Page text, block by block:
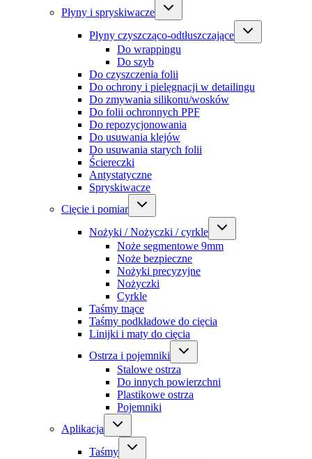
Płyny i spryskiwacze
Płyny czyszcząco-odtłuszczające
Do wrappingu
Do szyb
Do czyszczenia folii
Do ochrony i pielęgnacji w detailingu
Do zmywania silikonu/wosków
Do folii ochronnych PPF
Do repozycjonowania
Do usuwania klejów
Do usuwania starych folii
Ściereczki
Antystatyczne
Spryskiwacze
Cięcie i pomiar
Nożyki / Nożyczki / cyrkle
Noże segmentowe 9mm
Noże bezpieczne
Nożyki precyzyjne
Nożyczki
Cyrkle
Taśmy tnące
Taśmy podkładowe do cięcia
Linijki i maty do cięcia
Ostrza i pojemniki
Stalowe ostrza
Do innych powierzchni
Plastikowe ostrza
Pojemniki
Aplikacja
Taśmy